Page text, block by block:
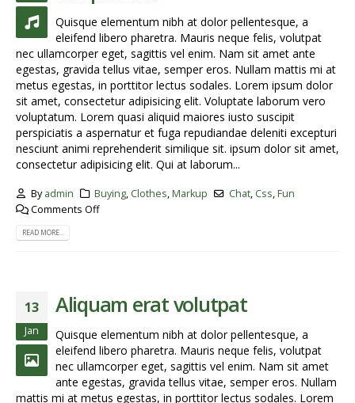
Quisque elementum nibh at dolor pellentesque, a
eleifend libero pharetra. Mauris neque felis, volutpat
nec ullamcorper eget, sagittis vel enim. Nam sit amet ante
egestas, gravida tellus vitae, semper eros. Nullam mattis mi at
metus egestas, in porttitor lectus sodales. Lorem ipsum dolor
sit amet, consectetur adipisicing elit. Voluptate laborum vero
voluptatum. Lorem quasi aliquid maiores iusto suscipit
perspiciatis a aspernatur et fuga repudiandae deleniti excepturi
nesciunt animi reprehenderit similique sit. ipsum dolor sit amet,
consectetur adipisicing elit. Qui at laborum...
Byadmin Buying, Clothes,Markup Chat, Css,Fun
Comments Off
READ MORE...
13
Jan
Aliquam erat volutpat
Quisque elementum nibh at dolor pellentesque, a
eleifend libero pharetra. Mauris neque felis, volutpat
nec ullamcorper eget, sagittis vel enim. Nam sit amet
ante egestas, gravida tellus vitae, semper eros. Nullam
mattis mi at metus egestas, in porttitor lectus sodales. Lorem